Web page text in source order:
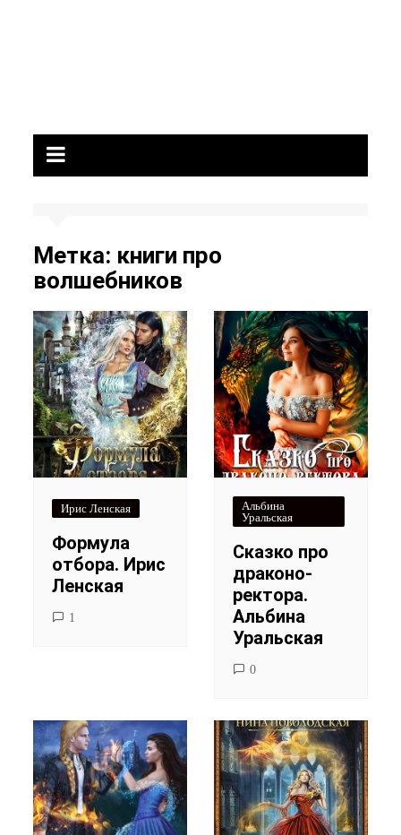
Метка: книги про
волшебников
Ирис Ленская
Формула
отбора. Ирис
Ленская
1
Альбина
Уральская
Сказко про
драконо-
ректора.
Альбина
Уральская
0